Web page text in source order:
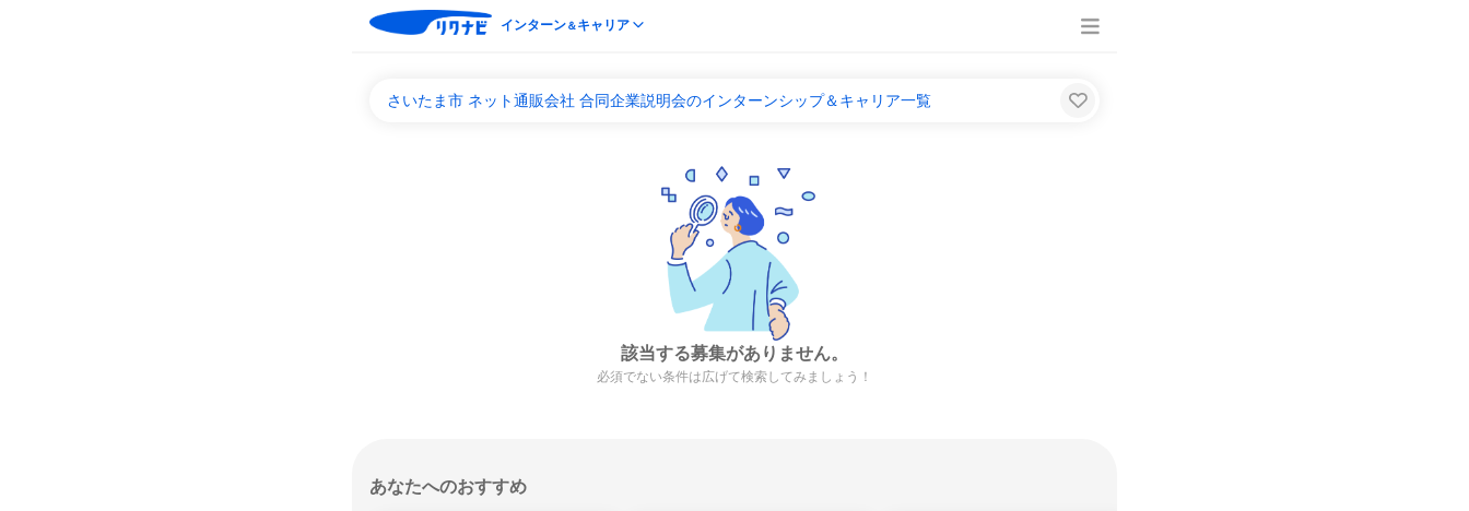
インターン＆キャリア
さいたま市 ネット通販会社 合同企業説明会のインターンシップ＆キャリア一覧
該当する募集がありません。
必須でない条件は広げて検索してみましょう！
あなたへのおすすめ